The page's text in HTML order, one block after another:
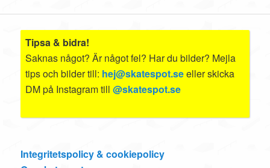
Tipsa & bidra!
Saknas något? Är något fel? Har du bilder? Mejla
tips och bilder till: hej@skatespot.seeller skicka
DM på Instagram till@skatespot.se
Integritetspolicy & cookiepolicy